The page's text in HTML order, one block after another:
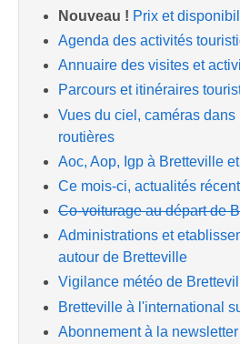
Nouveau ! Prix et
Agenda des activités
Annuaire des visites et
Parcours et itinéraires
Vues du ciel, caméras dans
routières
Aoc, Aop, Igp à Bretteville
Ce mois-ci, actualités
Co-voiturage au départ de
Administrations et
autour de Bretteville
Vigilance météo de
Bretteville à l'international
Abonnement à la